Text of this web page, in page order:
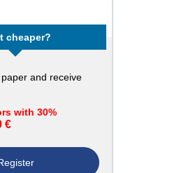
cheaper?
and receive
with 30%
€